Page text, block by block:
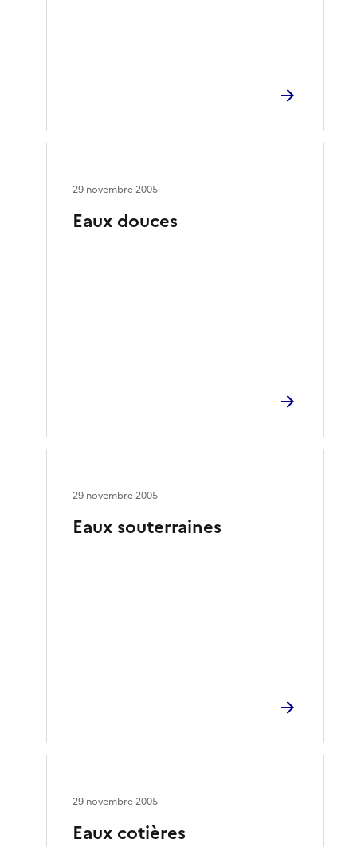
Eaux douces
29 novembre 2005
Eaux souterraines
29 novembre 2005
Eaux cotières
29 novembre 2005